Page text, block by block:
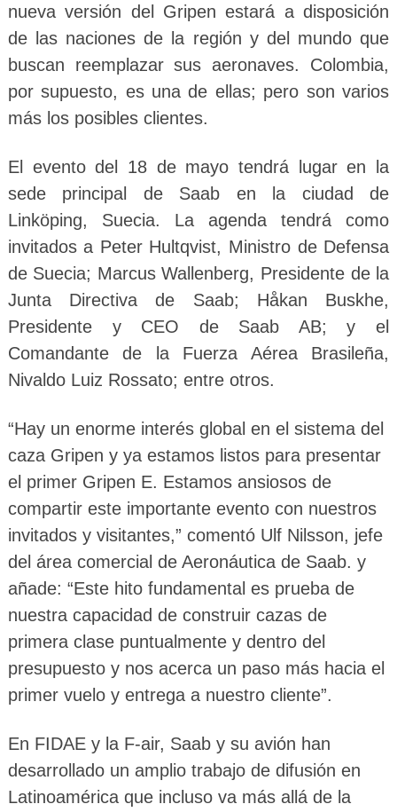
nueva versión del Gripen estará a disposición
de las naciones de la región y del mundo que
buscan reemplazar sus aeronaves. Colombia,
por supuesto, es una de ellas; pero son varios
más los posibles clientes.
El evento del 18 de mayo tendrá lugar en la
sede principal de Saab en la ciudad de
Linköping, Suecia. La agenda tendrá como
invitados a Peter Hultqvist, Ministro de Defensa
de Suecia; Marcus Wallenberg, Presidente de la
Junta Directiva de Saab; Håkan Buskhe,
Presidente y CEO de Saab AB; y el
Comandante de la Fuerza Aérea Brasileña,
Nivaldo Luiz Rossato; entre otros.
“Hay un enorme interés global en el sistema del
caza Gripen y ya estamos listos para presentar
el primer Gripen E. Estamos ansiosos de
compartir este importante evento con nuestros
invitados y visitantes,” comentó Ulf Nilsson, jefe
del área comercial de Aeronáutica de Saab. y
añade: “Este hito fundamental es prueba de
nuestra capacidad de construir cazas de
primera clase puntualmente y dentro del
presupuesto y nos acerca un paso más hacia el
primer vuelo y entrega a nuestro cliente”.
En FIDAE y la F-air, Saab y su avión han
desarrollado un amplio trabajo de difusión en
Latinoamérica que incluso va más allá de la